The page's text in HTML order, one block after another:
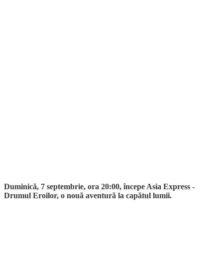
Duminică, 7 septembrie, ora 20:00, începe Asia Express -
Drumul Eroilor, o nouă aventură la capătul lumii.